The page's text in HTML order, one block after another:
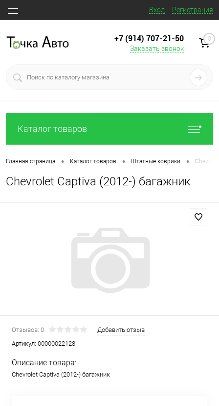
Вход Регистрация
+7 (914) 707‒21‒50
Заказать звонок
0
Каталог товаров
Главная страница • Каталог товаров • Штатные коврики •
Chevrolet Captiva (2012-) багажник
Отзывов: 0
Добавить отзыв
Артикул: 00000022128
Описание товара:
Chevrolet Captiva (2012-) багажник